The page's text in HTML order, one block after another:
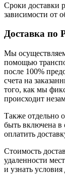
Сроки доставки
зависимости от
Доставка по
Мы
помощью
после 100%
счета на
того, как мы
происходит
Также отдельно
быть включена
оплатить
Стоимость
удаленности
и узнать